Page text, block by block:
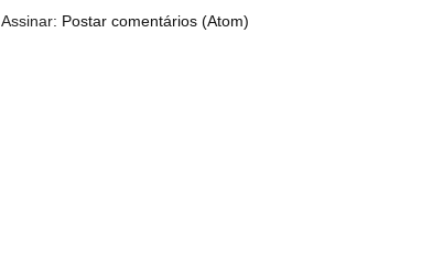
Assinar: Postar comentários (Atom)